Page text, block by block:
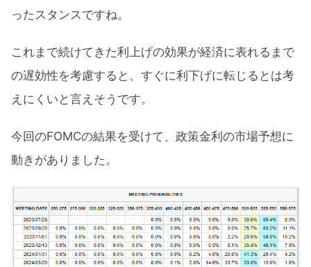
ったスタンスですね。
これまで続けてきた利上げの効果が経済に表れるまで
の遅効性を考慮すると、すぐに利下げに転じるとは考
えにくいと言えそうです。
今回のFOMCの結果を受けて、政策金利の市場予想に
動きがありました。